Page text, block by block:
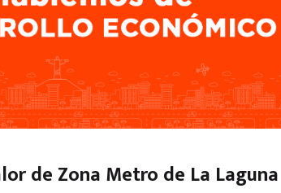
de Zona Metro de La Laguna